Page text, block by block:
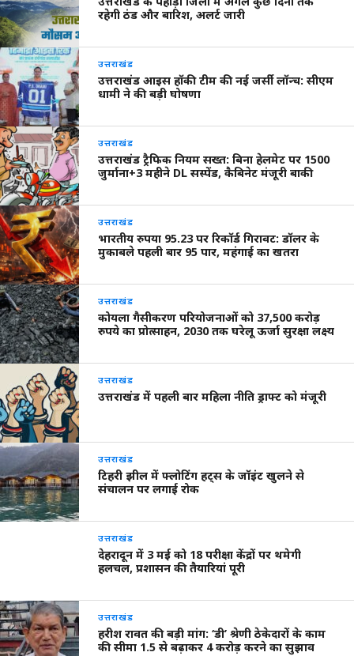
रहेगी ठंड और बारिश, अलर्ट जारी
उत्तराखंड
उत्तराखंड आइस हॉकी टीम की नई जर्सी लॉन्च: सीएम
धामी ने की बड़ी घोषणा
उत्तराखंड
उत्तराखंड ट्रैफिक नियम सख्त: बिना हेलमेट पर 1500
जुर्माना+3 महीने DL सस्पेंड, कैबिनेट मंजूरी बाकी
उत्तराखंड
भारतीय रुपया 95.23 पर रिकॉर्ड गिरावट: डॉलर के
मुकाबले पहली बार 95 पार, महंगाई का खतरा
उत्तराखंड
कोयला गैसीकरण परियोजनाओं को 37,500 करोड़
रुपये का प्रोत्साहन, 2030 तक घरेलू ऊर्जा सुरक्षा लक्ष्य
उत्तराखंड
उत्तराखंड में पहली बार महिला नीति ड्राफ्ट को मंजूरी
उत्तराखंड
टिहरी झील में फ्लोटिंग हट्स के जॉइंट खुलने से
संचालन पर लगाई रोक
उत्तराखंड
देहरादून में 3 मई को 18 परीक्षा केंद्रों पर थमेगी
हलचल, प्रशासन की तैयारियां पूरी
उत्तराखंड
हरीश रावत की बड़ी मांग: ‘डी’ श्रेणी ठेकेदारों के काम
की सीमा 1.5 से बढ़ाकर 4 करोड़ करने का सुझाव